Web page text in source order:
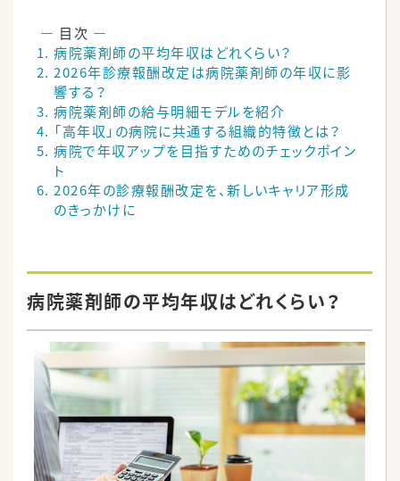
病院薬剤師の平均年収はどれくらい？
2026年診療報酬改定は病院薬剤師の年収に影
響する？
病院薬剤師の給与明細モデルを紹介
「高年収」の病院に共通する組織的特徴とは？
病院で年収アップを目指すためのチェックポイン
ト
2026年の診療報酬改定を、新しいキャリア形成
のきっかけに
病院薬剤師の平均年収はどれくらい？